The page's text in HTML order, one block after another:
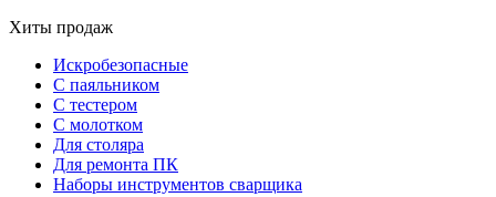
Хиты продаж
Искробезопасные
С паяльником
С тестером
С молотком
Для столяра
Для ремонта ПК
Наборы инструментов сварщика